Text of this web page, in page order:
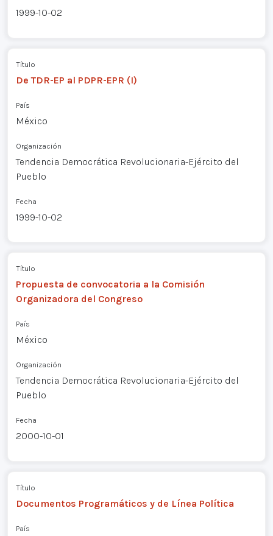
1999-10-02
Título
De TDR-EP al PDPR-EPR (I)
País
México
Organización
Tendencia Democrática Revolucionaria-Ejército del
Pueblo
Fecha
1999-10-02
Título
Propuesta de convocatoria a la Comisión
Organizadora del Congreso
País
México
Organización
Tendencia Democrática Revolucionaria-Ejército del
Pueblo
Fecha
2000-10-01
Título
Documentos Programáticos y de Línea Política
País